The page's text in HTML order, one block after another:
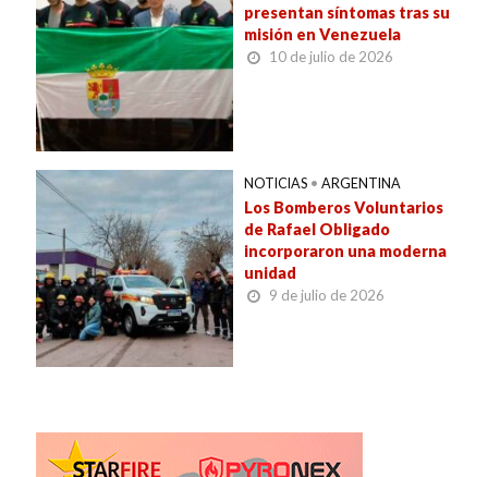
presentan síntomas tras su
misión en Venezuela
10 de julio de 2026
NOTICIAS • ARGENTINA
Los Bomberos Voluntarios
de Rafael Obligado
incorporaron una moderna
unidad
9 de julio de 2026